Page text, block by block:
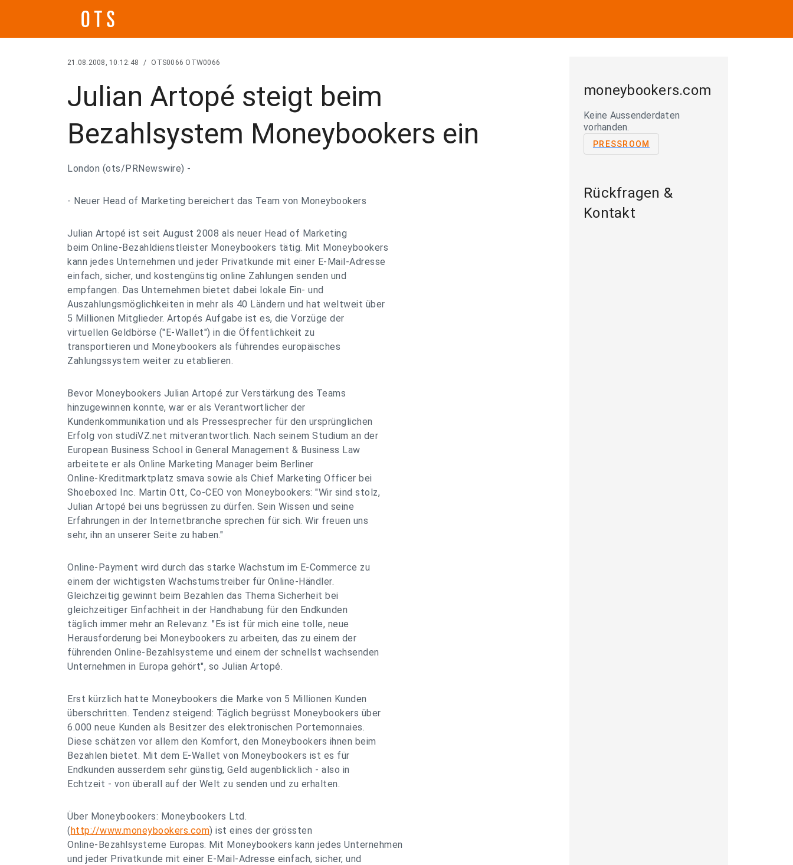
21.08.2008, 10:12:48 / OTS0066 OTW0066
Julian Artopé steigt beim
Bezahlsystem Moneybookers ein
London (ots/PRNewswire) -
- Neuer Head of Marketing bereichert das Team von Moneybookers
Julian Artopé ist seit August 2008 als neuer Head of Marketing
beim Online-Bezahldienstleister Moneybookers tätig. Mit Moneybookers
kann jedes Unternehmen und jeder Privatkunde mit einer E-Mail-Adresse
einfach, sicher, und kostengünstig online Zahlungen senden und
empfangen. Das Unternehmen bietet dabei lokale Ein- und
Auszahlungsmöglichkeiten in mehr als 40 Ländern und hat weltweit über
5 Millionen Mitglieder. Artopés Aufgabe ist es, die Vorzüge der
virtuellen Geldbörse ("E-Wallet") in die Öffentlichkeit zu
transportieren und Moneybookers als führendes europäisches
Zahlungssystem weiter zu etablieren.
Bevor Moneybookers Julian Artopé zur Verstärkung des Teams
hinzugewinnen konnte, war er als Verantwortlicher der
Kundenkommunikation und als Pressesprecher für den ursprünglichen
Erfolg von studiVZ.net mitverantwortlich. Nach seinem Studium an der
European Business School in General Management & Business Law
arbeitete er als Online Marketing Manager beim Berliner
Online-Kreditmarktplatz smava sowie als Chief Marketing Officer bei
Shoeboxed Inc. Martin Ott, Co-CEO von Moneybookers: "Wir sind stolz,
Julian Artopé bei uns begrüssen zu dürfen. Sein Wissen und seine
Erfahrungen in der Internetbranche sprechen für sich. Wir freuen uns
sehr, ihn an unserer Seite zu haben."
Online-Payment wird durch das starke Wachstum im E-Commerce zu
einem der wichtigsten Wachstumstreiber für Online-Händler.
Gleichzeitig gewinnt beim Bezahlen das Thema Sicherheit bei
gleichzeitiger Einfachheit in der Handhabung für den Endkunden
täglich immer mehr an Relevanz. "Es ist für mich eine tolle, neue
Herausforderung bei Moneybookers zu arbeiten, das zu einem der
führenden Online-Bezahlsysteme und einem der schnellst wachsenden
Unternehmen in Europa gehört", so Julian Artopé.
Erst kürzlich hatte Moneybookers die Marke von 5 Millionen Kunden
überschritten. Tendenz steigend: Täglich begrüsst Moneybookers über
6.000 neue Kunden als Besitzer des elektronischen Portemonnaies.
Diese schätzen vor allem den Komfort, den Moneybookers ihnen beim
Bezahlen bietet. Mit dem E-Wallet von Moneybookers ist es für
Endkunden ausserdem sehr günstig, Geld augenblicklich - also in
Echtzeit - von überall auf der Welt zu senden und zu erhalten.
Über Moneybookers: Moneybookers Ltd.
(http://www.moneybookers.com) ist eines der grössten
Online-Bezahlsysteme Europas. Mit Moneybookers kann jedes Unternehmen
und jeder Privatkunde mit einer E-Mail-Adresse einfach, sicher, und
moneybookers.com
Keine Aussenderdaten
vorhanden.
PRESSROOM
Rückfragen &
Kontakt